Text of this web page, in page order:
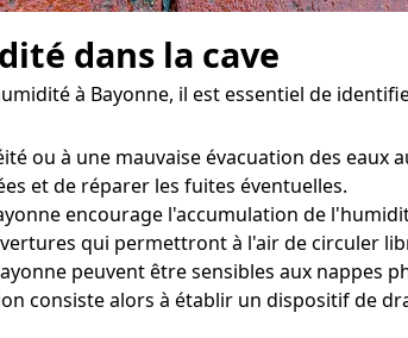
dans la cave
à Bayonne, il est essentiel de
ou à une mauvaise évacuation des
et de réparer les fuites éventuelles.
encourage l'accumulation de
qui permettront à l'air de circuler
peuvent être sensibles aux nappes
consiste alors à établir un dispositif de